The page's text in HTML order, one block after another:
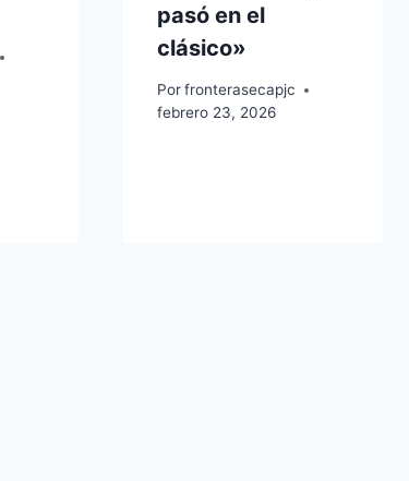
pasó en el
clásico»
Por fronterasecapjc
febrero 23, 2026